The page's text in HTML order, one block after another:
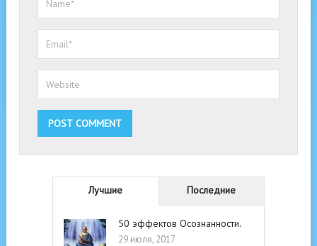
Лучшие Последние
50 эффектов Осознанности.
29 июля, 2017